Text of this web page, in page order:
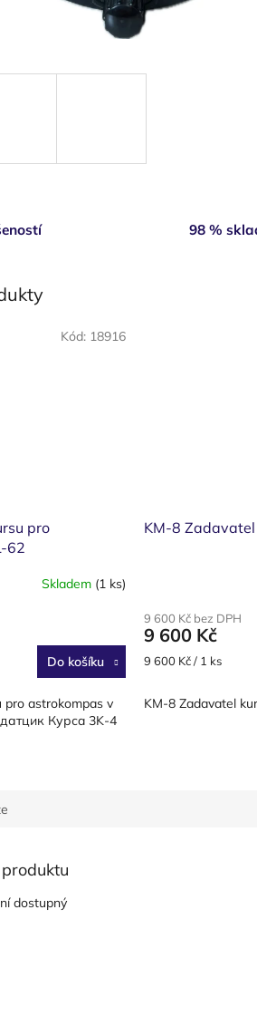
98 %
pro
62
Skladem (1 ks)
Do košíku
pro astrokompas v
Курсa 3K-4
Kód: 18916
KM-8 Zadavatel
9 600 Kč bez DPH
9 600 Kč
Měrná
9 600 Kč / 1 ks
KM-8 Zadavatel
dostupný